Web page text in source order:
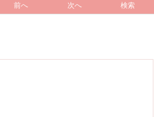
前へ 次へ 検索